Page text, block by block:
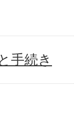
手続き